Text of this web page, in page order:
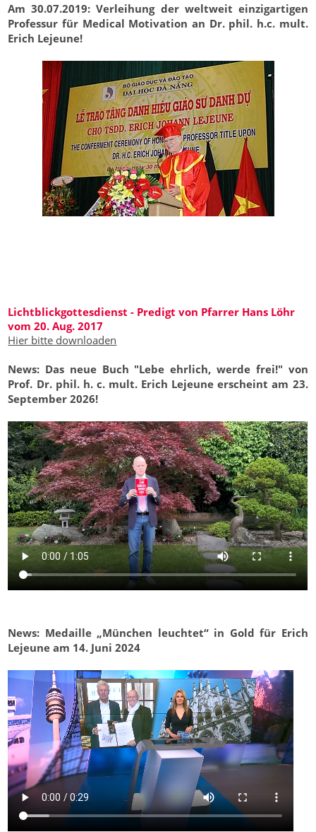
Am 30.07.2019: Verleihung der weltweit einzigartigen
Professur für Medical Motivation an Dr. phil. h.c. mult.
Erich Lejeune!
Lichtblickgottesdienst - Predigt von Pfarrer Hans Löhr
vom 20. Aug. 2017
Hier bitte downloaden
News: Das neue Buch "Lebe ehrlich, werde frei!" von
Prof. Dr. phil. h. c. mult. Erich Lejeune erscheint am 23.
September 2026!
News: Medaille „München leuchtet“ in Gold für Erich
Lejeune am 14. Juni 2024